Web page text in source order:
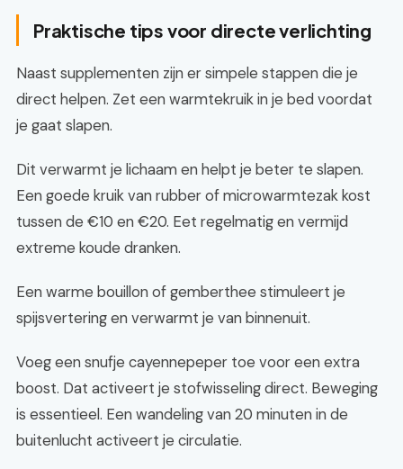
Praktische tips voor directe verlichting
Naast supplementen zijn er simpele stappen die je
direct helpen. Zet een warmtekruik in je bed voordat
je gaat slapen.
Dit verwarmt je lichaam en helpt je beter te slapen.
Een goede kruik van rubber of microwarmtezak kost
tussen de €10 en €20. Eet regelmatig en vermijd
extreme koude dranken.
Een warme bouillon of gemberthee stimuleert je
spijsvertering en verwarmt je van binnenuit.
Voeg een snufje cayennepeper toe voor een extra
boost. Dat activeert je stofwisseling direct. Beweging
is essentieel. Een wandeling van 20 minuten in de
buitenlucht activeert je circulatie.